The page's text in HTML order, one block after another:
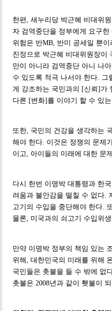
한편, 새누리당 박근혜 비대위
자 검역중단을 정부에게 요구
위험은 반MB, 반미 공세일 뿐
진정으로 박근혜 비대위원장이
만이 아니라 검역중단 아니 나
수 있도록 적극 나서야 한다. 그
게 강조하는 국민과의 [신뢰]가
다른 [변화]를 이야기 할 수 있
또한, 국민의 건강을 생각하는
해야 한다. 이것은 정쟁의 문제
이고, 아이들의 미래에 대한 문
다시 한번 이명박 대통령과 한
려움과 불안감을 떨칠 수 없다.
고기의 수입을 중단해야 한다.
물론, 미국과의 쇠고기 수입위
만약 이명박 정부의 책임 있는
위해, 대한민국의 미래를 위해
국민들은 촛불을 들 수 밖에 없
촛불은 2008년과 같이 횃불이